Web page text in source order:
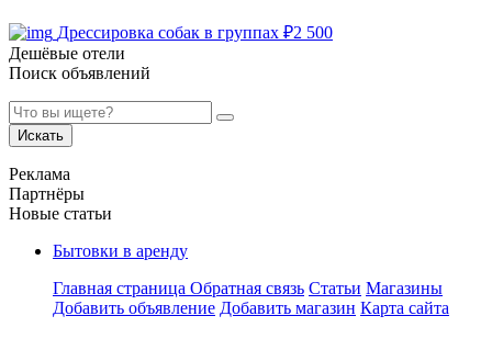
Дрессировка собак в группах ₽2 500
Дешёвые отели
Поиск объявлений
Искать
Реклама
Партнёры
Новые статьи
Бытовки в аренду
Главная страница Обратная связь Статьи Магазины
Добавить объявление Добавить магазин Карта сайта